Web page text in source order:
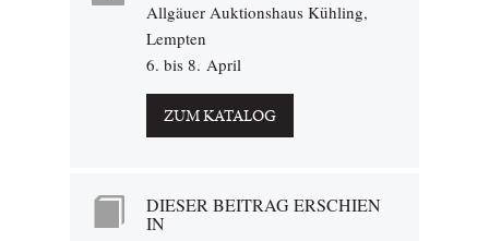
Allgäuer Auktionshaus Kühling,
Lempten
6. bis 8. April
ZUM KATALOG
DIESER BEITRAG ERSCHIEN
IN